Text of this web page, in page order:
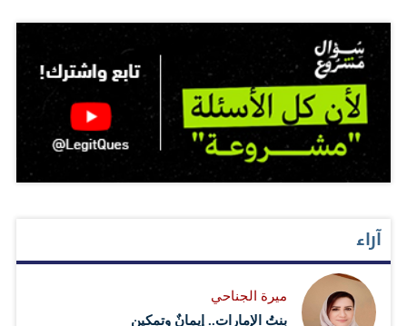
آراء
ميرة الجناحي
بنتُ الإمارات.. إيمانٌ وتمكين